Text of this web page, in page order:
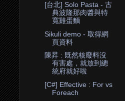
[台北] Solo Pasta - 古
典波隆那肉醬與特
寬雞蛋麵
Sikuli demo - 取得網
頁資料
陳昇 : 既然核廢料沒
有害處，就放到總
統府就好啦
[C#] Effective : For vs
Foreach